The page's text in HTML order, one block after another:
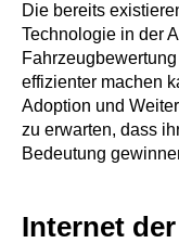
Die bereits
Technologie in der
effizienter machen
Adoption und
zu erwarten, dass
Bedeutung
Internet